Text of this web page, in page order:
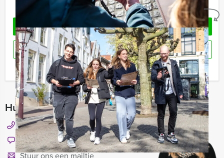
Geheel vrijblijvend
OFFERTE AANVRAGEN
RESERVEREN
Ik heb een vraag over dit uitje
Hulp nodig bij het kiezen?
043 82 00 328
Chat met Nicky
Stuur ons een mailtje